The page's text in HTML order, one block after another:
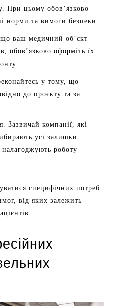
При цьому обов’язково
норми та вимоги безпеки.
ваш медичний об’єкт
обов’язково оформіть їх
у тому, що
до проєкту та за
Зазвичай компанії, які
усі залишки
налагоджують роботу
специфічних потреб
від яких залежить